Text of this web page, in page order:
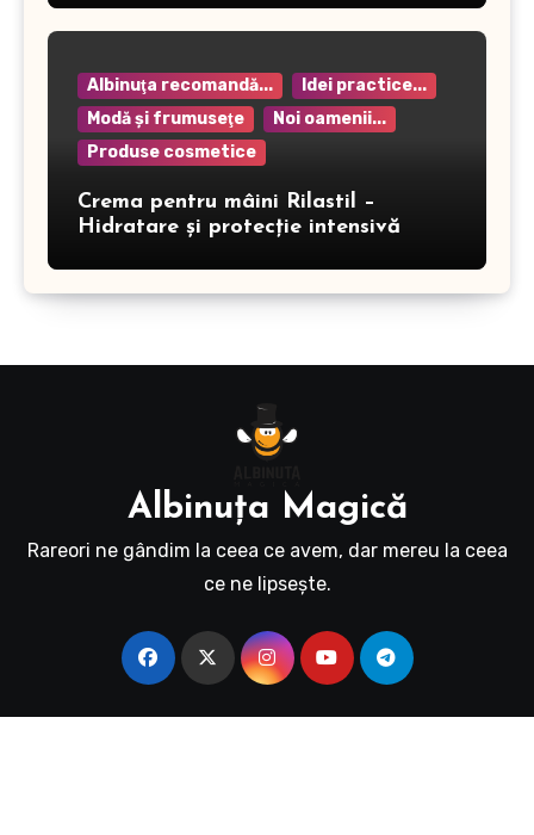
Albinuţa recomandă...
Idei practice...
Modă şi frumuseţe
Noi oamenii...
Produse cosmetice
Crema pentru mâini Rilastil –
Hidratare și protecție intensivă
Albinuţa Magică
Rareori ne gândim la ceea ce avem, dar mereu la ceea
ce ne lipseşte.